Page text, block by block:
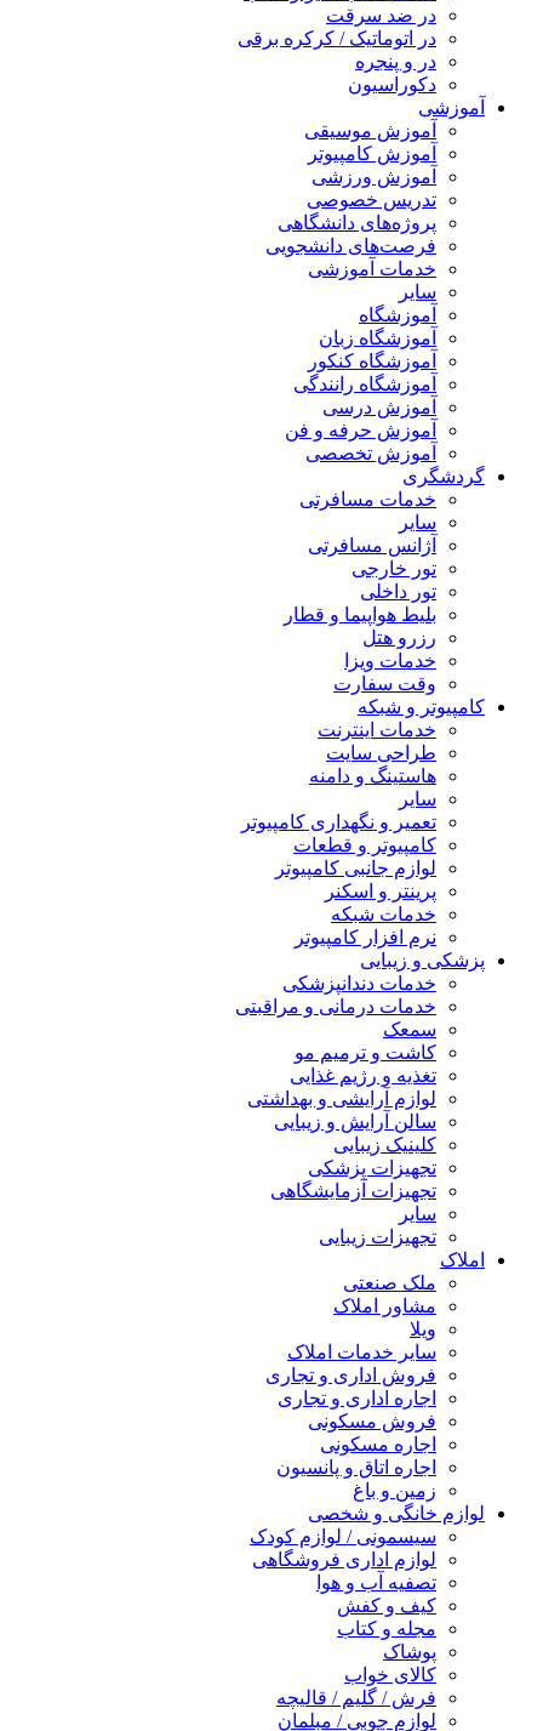
در ضد سرقت
در اتوماتیک / کرکره برقی
در و پنجره
دکوراسیون
آموزشی
آموزش موسیقی
آموزش کامپیوتر
آموزش ورزشی
تدریس خصوصی
پروژه‌های دانشگاهی
فرصت‌های دانشجویی
خدمات آموزشی
سایر
آموزشگاه
آموزشگاه زبان
آموزشگاه کنکور
آموزشگاه رانندگی
آموزش درسی
آموزش حرفه و فن
آموزش تخصصی
گردشگری
خدمات مسافرتی
سایر
آژانس مسافرتی
تور خارجی
تور داخلی
بلیط هواپیما و قطار
رزرو هتل
خدمات ویزا
وقت سفارت
کامپیوتر و شبکه
خدمات اینترنت
طراحی سایت
هاستینگ و دامنه
سایر
تعمیر و نگهداری کامپیوتر
کامپیوتر و قطعات
لوازم جانبی کامپیوتر
پرینتر و اسکنر
خدمات شبکه
نرم افزار کامپیوتر
پزشکی و زیبایی
خدمات دندانپزشکی
خدمات درمانی و مراقبتی
سمعک
کاشت و ترمیم مو
تغذیه و رژیم غذایی
لوازم آرایشی و بهداشتی
سالن آرایش و زیبایی
کلینیک زیبایی
تجهیزات پزشکی
تجهیزات آزمایشگاهی
سایر
تجهیزات زیبایی
املاک
ملک صنعتی
مشاور املاک
ویلا
سایر خدمات املاک
فروش اداری و تجاری
اجاره اداری و تجاری
فروش مسکونی
اجاره مسکونی
اجاره اتاق و پانسیون
زمین و باغ
لوازم خانگی و شخصی
سیسمونی / لوازم کودک
لوازم اداری فروشگاهی
تصفیه آب و هوا
کیف و کفش
مجله و کتاب
پوشاک
کالای خواب
فرش / گلیم / قالیچه
لوازم چوبی / مبلمان